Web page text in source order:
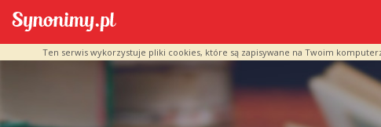
Ten serwis wykorzystuje pliki cookies, które są zapisywane na Twoim